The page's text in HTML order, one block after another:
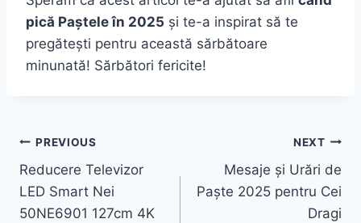
pică Paștele în 2025 și te-a inspirat să te
pregătești pentru această sărbătoare
minunată! Sărbători fericite!
Post
navigation
PREVIOUS
Reducere Televizor
LED Smart Nei
50NE6901 127cm 4K
NEXT
Mesaje și Urări de
Paște 2025 pentru Cei
Dragi